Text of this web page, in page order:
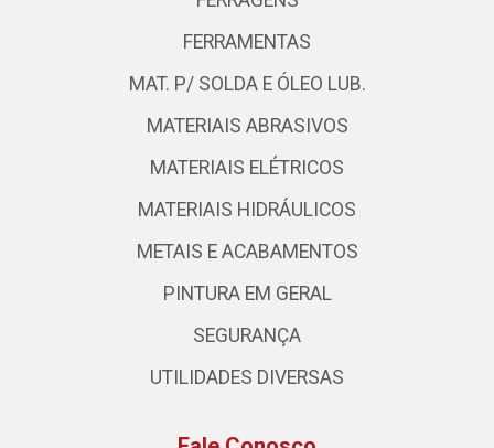
FERRAMENTAS
MAT. P/ SOLDA E ÓLEO LUB.
MATERIAIS ABRASIVOS
MATERIAIS ELÉTRICOS
MATERIAIS HIDRÁULICOS
METAIS E ACABAMENTOS
PINTURA EM GERAL
SEGURANÇA
UTILIDADES DIVERSAS